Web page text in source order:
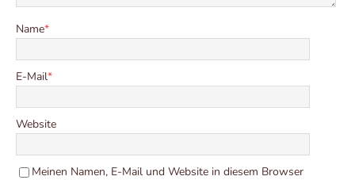
Name*
E-Mail*
Website
Meinen Namen, E-Mail und Website in diesem Browser